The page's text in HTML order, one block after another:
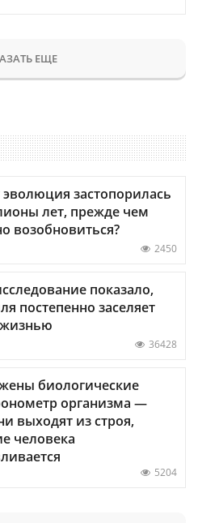
ЕЩЕ
застопорилась
лет, прежде чем
возобновиться?
2450
показало,
постепенно заселяет
36428
биологические
организма —
выходят из строя,
человека
5204